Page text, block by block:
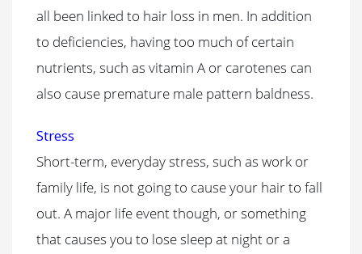
all been linked to hair loss in men. In addition
to deficiencies, having too much of certain
nutrients, such as vitamin A or carotenes can
also cause premature male pattern baldness.
Stress
Short-term, everyday stress, such as work or
family life, is not going to cause your hair to fall
out. A major life event though, or something
that causes you to lose sleep at night or a